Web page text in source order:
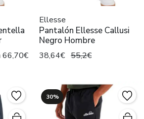
66,70€
Ellesse
Pantalón Ellesse Callusi
Negro Hombre
38,64€ 55,2€
30%